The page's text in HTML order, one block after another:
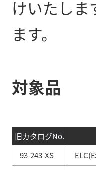
けいたし
ます。
対象品
旧カタログNo.
93-243-XS